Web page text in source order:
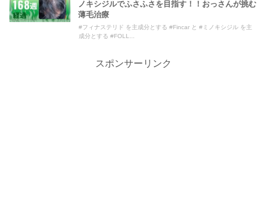
ノキシジルでふさふさを目指す！！おっさんが挑む
薄毛治療
#フィナステリド を主成分とする #Fincar と #ミノキシジル を主
成分とする #FOLL...
スポンサーリンク